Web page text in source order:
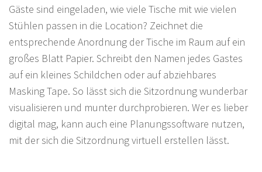
Gäste sind eingeladen, wie viele Tische mit wie vielen
Stühlen passen in die Location? Zeichnet die
entsprechende Anordnung der Tische im Raum auf ein
großes Blatt Papier. Schreibt den Namen jedes Gastes
auf ein kleines Schildchen oder auf abziehbares
Masking Tape. So lässt sich die Sitzordnung wunderbar
visualisieren und munter durchprobieren. Wer es lieber
digital mag, kann auch eine Planungssoftware nutzen,
mit der sich die Sitzordnung virtuell erstellen lässt.